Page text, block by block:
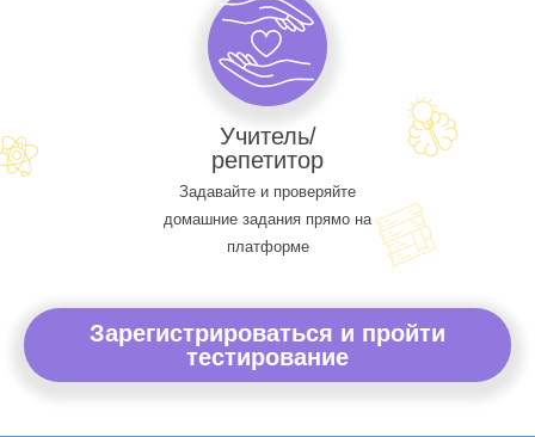
Учитель/
репетитор
Задавайте и проверяйте
домашние задания прямо на
платформе
Зарегистрироваться и пройти
тестирование